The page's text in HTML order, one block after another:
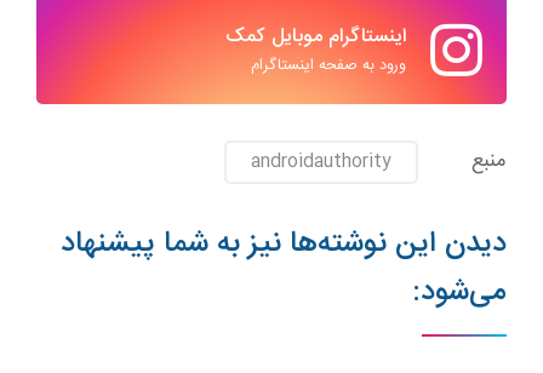
اینستاگرام موبایل کمک
ورود به صفحه اینستاگرام
منبع androidauthority
دیدن این نوشته‌ها نیز به شما پیشنهاد
می‌شود: